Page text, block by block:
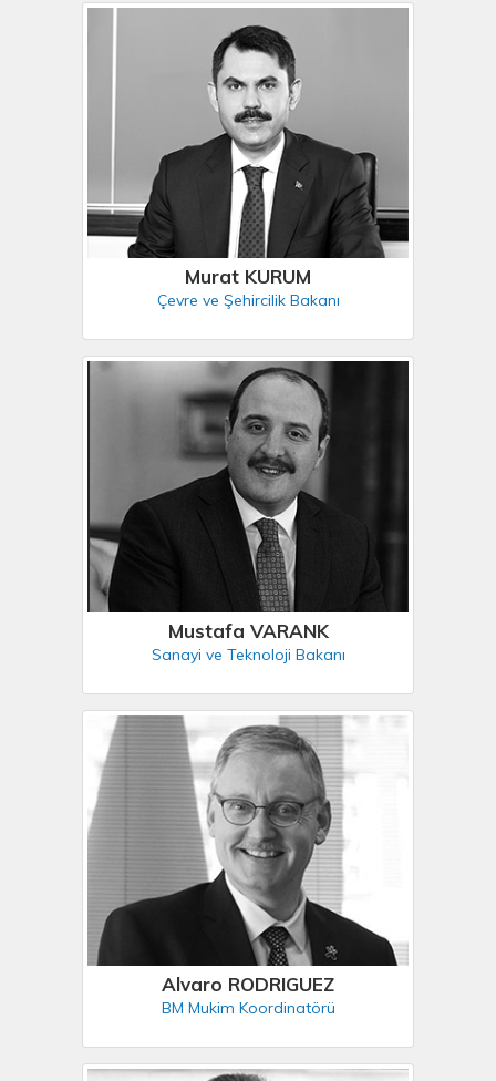
Murat KURUM
Çevre ve Şehircilik Bakanı
Mustafa VARANK
Sanayi ve Teknoloji Bakanı
Alvaro RODRIGUEZ
BM Mukim Koordinatörü